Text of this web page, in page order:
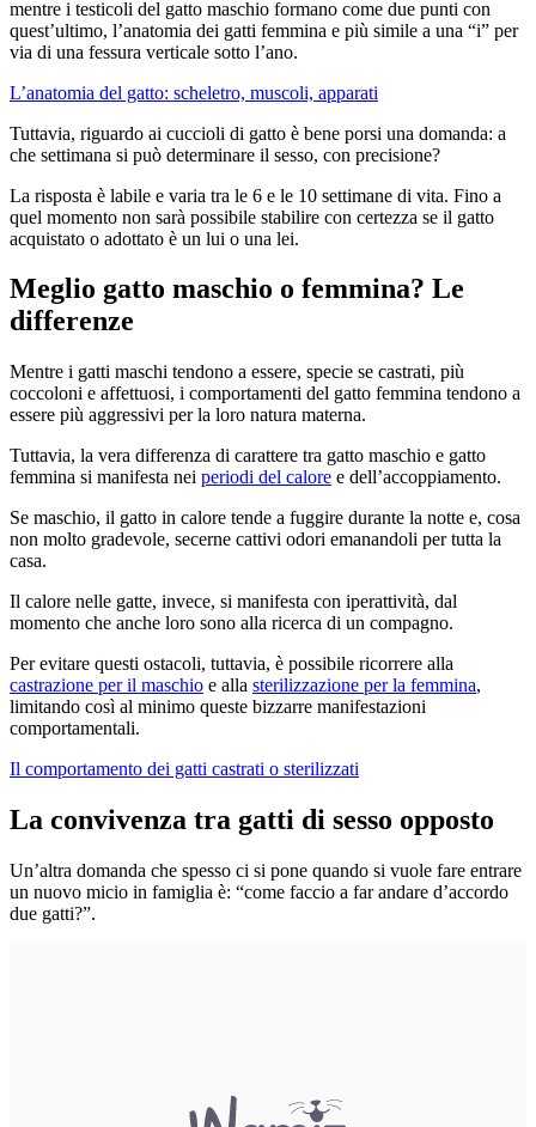
mentre i testicoli del gatto maschio formano come due punti con
quest’ultimo, l’anatomia dei gatti femmina e più simile a una “i” per
via di una fessura verticale sotto l’ano.
L’anatomia del gatto: scheletro, muscoli, apparati
Tuttavia, riguardo ai cuccioli di gatto è bene porsi una domanda: a
che settimana si può determinare il sesso, con precisione?
La risposta è labile e varia tra le 6 e le 10 settimane di vita. Fino a
quel momento non sarà possibile stabilire con certezza se il gatto
acquistato o adottato è un lui o una lei.
Meglio gatto maschio o femmina? Le
differenze
Mentre i gatti maschi tendono a essere, specie se castrati, più
coccoloni e affettuosi, i comportamenti del gatto femmina tendono a
essere più aggressivi per la loro natura materna.
Tuttavia, la vera differenza di carattere tra gatto maschio e gatto
femmina si manifesta nei periodi del calore e dell’accoppiamento.
Se maschio, il gatto in calore tende a fuggire durante la notte e, cosa
non molto gradevole, secerne cattivi odori emanandoli per tutta la
casa.
Il calore nelle gatte, invece, si manifesta con iperattività, dal
momento che anche loro sono alla ricerca di un compagno.
Per evitare questi ostacoli, tuttavia, è possibile ricorrere alla
castrazione per il maschio e alla sterilizzazione per la femmina,
limitando così al minimo queste bizzarre manifestazioni
comportamentali.
Il comportamento dei gatti castrati o sterilizzati
La convivenza tra gatti di sesso opposto
Un’altra domanda che spesso ci si pone quando si vuole fare entrare
un nuovo micio in famiglia è: “come faccio a far andare d’accordo
due gatti?”.